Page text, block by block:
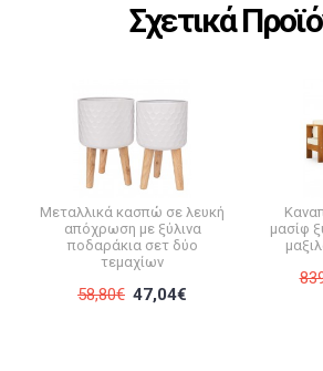
Σχετικά
Μεταλλικά κασπώ σε λευκή
απόχρωση με ξύλινα
ποδαράκια σετ δύο
τεμαχίων
58,80€ 47,04€
μασίφ